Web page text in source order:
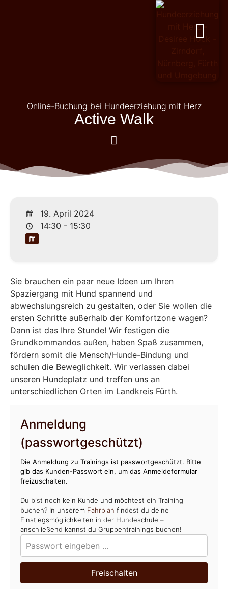
Online-Buchung bei Hundeerziehung mit Herz
Active Walk
19. April 2024
14:30 - 15:30
Sie brauchen ein paar neue Ideen um Ihren
Spaziergang mit Hund spannend und
abwechslungsreich zu gestalten, oder Sie wollen die
ersten Schritte außerhalb der Komfortzone wagen?
Dann ist das Ihre Stunde! Wir festigen die
Grundkommandos außen, haben Spaß zusammen,
fördern somit die Mensch/Hunde-Bindung und
schulen die Beweglichkeit. Wir verlassen dabei
unseren Hundeplatz und treffen uns an
unterschiedlichen Orten im Landkreis Fürth.
Anmeldung
(passwortgeschützt)
Die Anmeldung zu Trainings ist passwortgeschützt. Bitte
gib das Kunden-Passwort ein, um das Anmeldeformular
freizuschalten.
Du bist noch kein Kunde und möchtest ein Training
buchen? In unserem Fahrplan findest du deine
Einstiegsmöglichkeiten in der Hundeschule –
anschließend kannst du Gruppentrainings buchen!
Freischalten